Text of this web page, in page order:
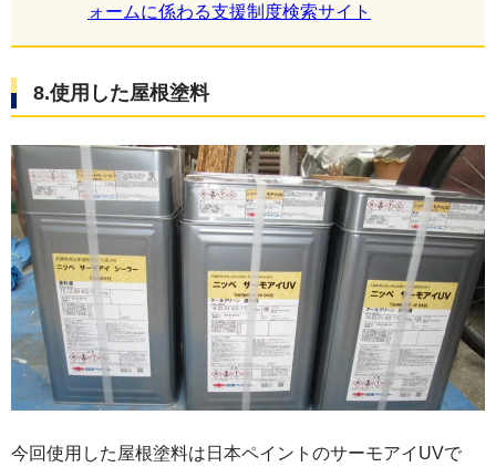
ォームに係わる支援制度検索サイト
8.使用した屋根塗料
今回使用した屋根塗料は日本ペイントのサーモアイUVで